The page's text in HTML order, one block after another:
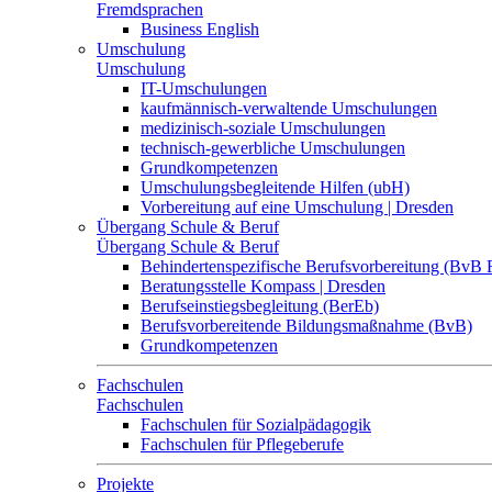
Fremdsprachen
Business English
Umschulung
Umschulung
IT-Umschulungen
kaufmännisch-verwaltende Umschulungen
medizinisch-soziale Umschulungen
technisch-gewerbliche Umschulungen
Grundkompetenzen
Umschulungsbegleitende Hilfen (ubH)
Vorbereitung auf eine Umschulung | Dresden
Übergang Schule & Beruf
Übergang Schule & Beruf
Behindertenspezifische Berufsvorbereitung (BvB
Beratungsstelle Kompass | Dresden
Berufseinstiegsbegleitung (BerEb)
Berufsvorbereitende Bildungsmaßnahme (BvB)
Grundkompetenzen
Fachschulen
Fachschulen
Fachschulen für Sozialpädagogik
Fachschulen für Pflegeberufe
Projekte